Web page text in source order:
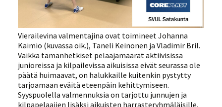
Vierailevina valmentajina ovat toimineet Johanna
Kaimio (kuvassa oik.), Taneli Keinonen ja Vladimir Bril.
Vaikka tämänhetkiset pelaajamäärät aktiivisissa
junioreissa ja kilpailevissa aikuisissa eivät seurassa ole
päätä huimaavat, on halukkaille kuitenkin pystytty
tarjoamaan eväitä eteenpäin kehittymiseen.
Syyspuolella valmennuksia on tarjottu junnujen ja
kilpapelaajien lisäksi aikuisten harrasteryhmäläisille.